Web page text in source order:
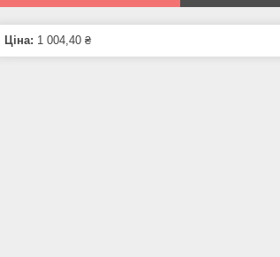
Ціна: 1 004,40 ₴